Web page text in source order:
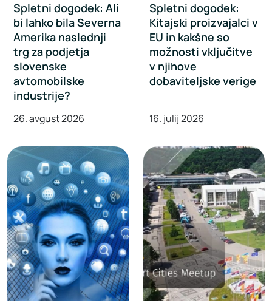
Spletni dogodek: Ali
bi lahko bila Severna
Amerika naslednji
trg za podjetja
slovenske
avtomobilske
industrije?
26. avgust 2026
Spletni dogodek:
Kitajski proizvajalci v
EU in kakšne so
možnosti vključitve
v njihove
dobaviteljske verige
16. julij 2026